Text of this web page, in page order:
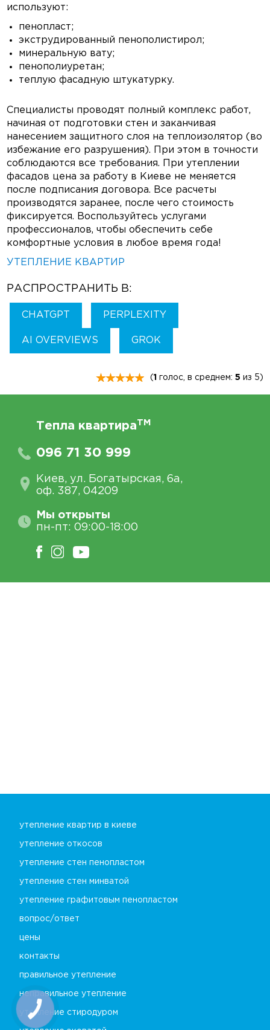
используют:
пенопласт;
экструдированный пенополистирол;
минеральную вату;
пенополиуретан;
теплую фасадную штукатурку.
Специалисты проводят полный комплекс работ,
начиная от подготовки стен и заканчивая
нанесением защитного слоя на теплоизолятор (во
избежание его разрушения). При этом в точности
соблюдаются все требования. Приутеплении
фасадов цена за работу в Киеве не меняется
после подписания договора. Все расчеты
производятся заранее, после чего стоимость
фиксируется. Воспользуйтесь услугами
профессионалов, чтобы обеспечить себе
комфортные условия в любое время года!
УТЕПЛЕНИЕ КВАРТИР
РАСПРОСТРАНИТЬ В:
CHATGPT PERPLEXITY
AI OVERVIEWS GROK
(1 голос, в среднем: 5 из 5)
утепление квартир в киеве
утепление откосов
утепление стен пенопластом
утепление стен минватой
утепление графитовым пенопластом
вопрос/ответ
цены
контакты
правильное утепление
неправильное утепление
утепление стиродуром
Тепла квартираTM
096 71 30 999
Киев, ул. Богатырская, 6а,
оф. 387, 04209
Мы открыты
пн-пт: 09:00-18:00